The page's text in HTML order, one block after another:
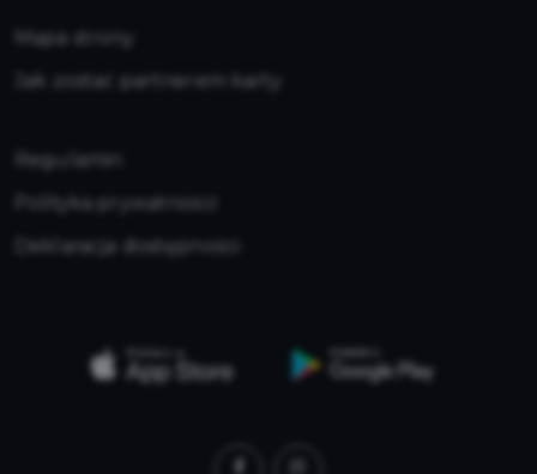
Mapa strony
Jak zostać partnerem karty
Regulamin
Polityka prywatności
Deklaracja dostępności